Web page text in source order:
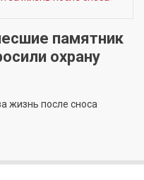
памятник
охрану
жизнь после сноса